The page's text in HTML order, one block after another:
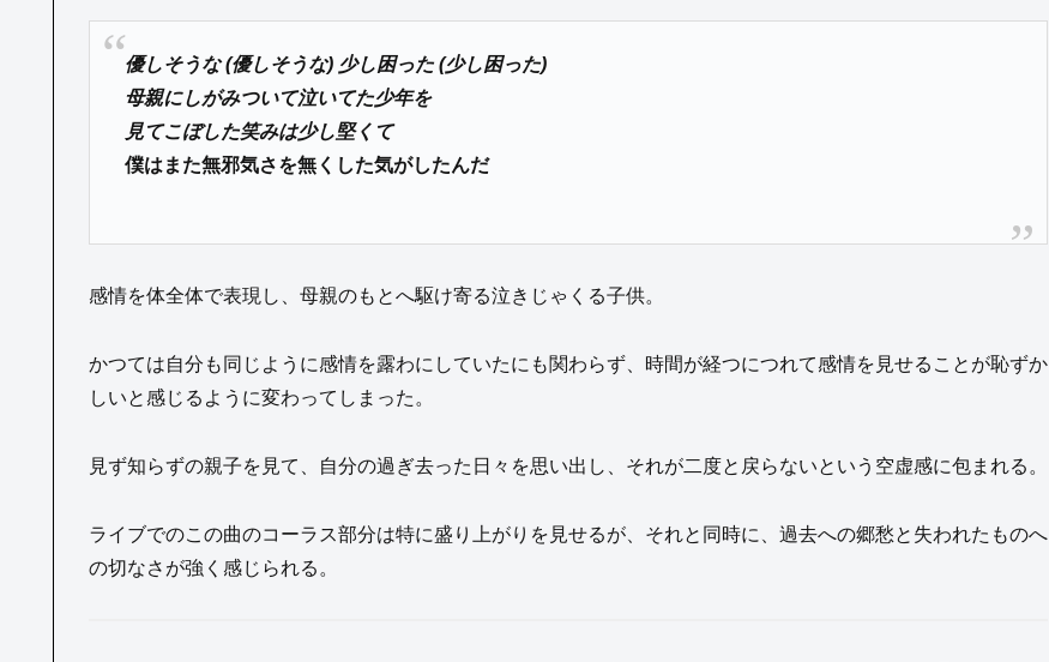
優しそうな (優しそうな) 少し困った (少し困った)
母親にしがみついて泣いてた少年を
見てこぼした笑みは少し堅くて
僕はまた無邪気さを無くした気がしたんだ
感情を体全体で表現し、母親のもとへ駆け寄る泣きじゃくる子供。
かつては自分も同じように感情を露わにしていたにも関わらず、時間が経つにつれて感情を見せることが恥ずか
しいと感じるように変わってしまった。
見ず知らずの親子を見て、自分の過ぎ去った日々を思い出し、それが二度と戻らないという空虚感に包まれる。
ライブでのこの曲のコーラス部分は特に盛り上がりを見せるが、それと同時に、過去への郷愁と失われたものへ
の切なさが強く感じられる。